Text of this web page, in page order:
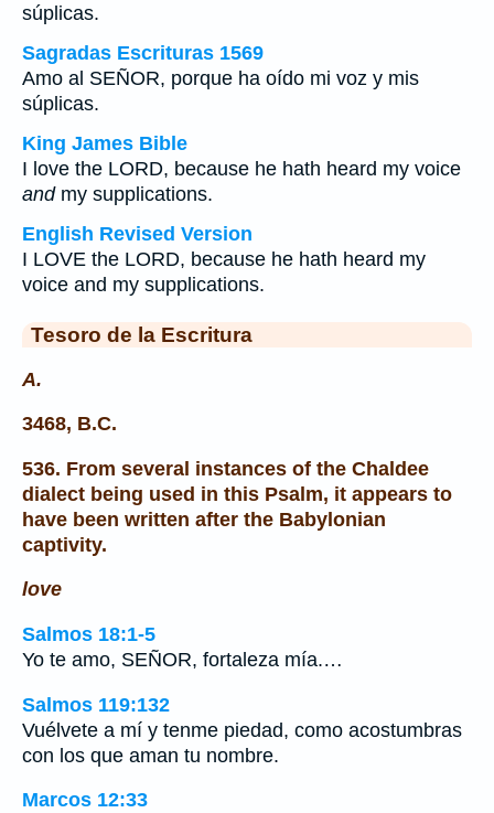
súplicas.
Sagradas Escrituras 1569
Amo al SEÑOR, porque ha oído mi voz y mis
súplicas.
King James Bible
I love the LORD, because he hath heard my voice
andmy supplications.
English Revised Version
I LOVE the LORD, because he hath heard my
voice and my supplications.
Tesoro de la Escritura
A.
3468, B.C.
536. From several instances of the Chaldee
dialect being used in this Psalm, it appears to
have been written after the Babylonian
captivity.
love
Salmos 18:1-5
Yo te amo, SEÑOR, fortaleza mía.…
Salmos 119:132
Vuélvete a mí y tenme piedad, como acostumbras
con los que aman tu nombre.
Marcos 12:33